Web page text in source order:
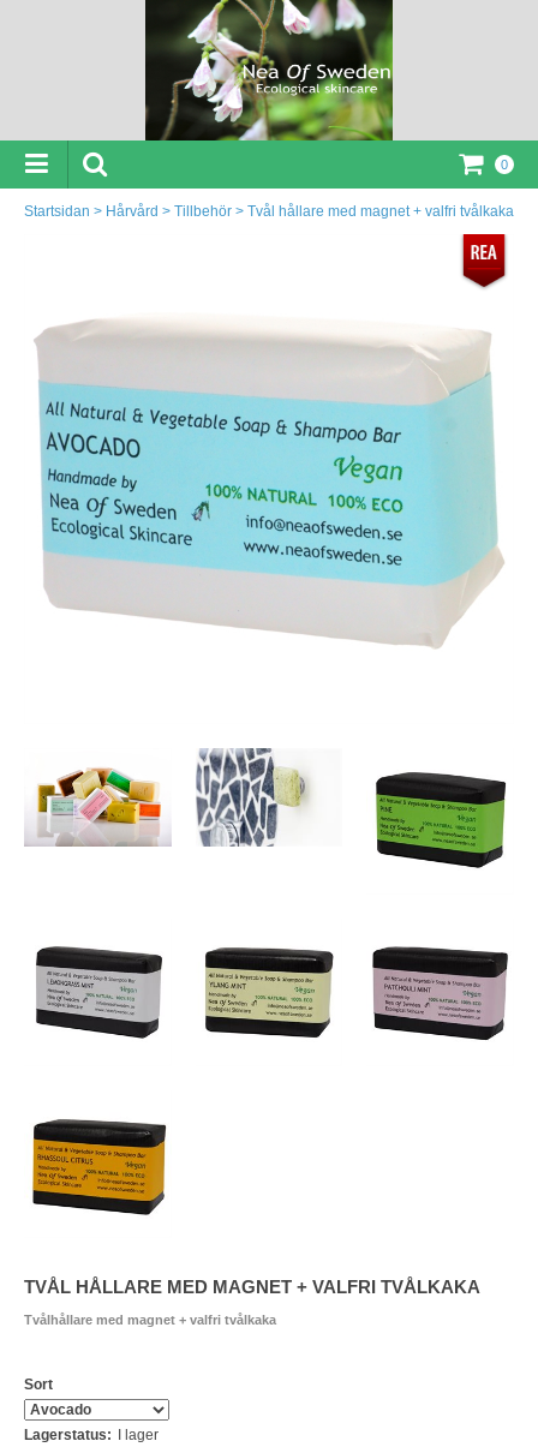
0
Startsidan > Hårvård > Tillbehör > Tvål hållare med magnet + valfri tvålkaka
TVÅL HÅLLARE MED MAGNET + VALFRI TVÅLKAKA
Tvålhållare med magnet + valfri tvålkaka
Sort
Lagerstatus: I lager